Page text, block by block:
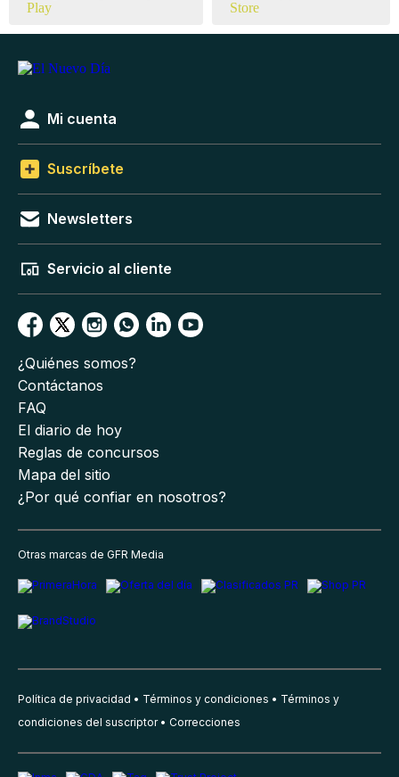
Mi cuenta
Suscríbete
Newsletters
Servicio al cliente
¿Quiénes somos?
Contáctanos
FAQ
El diario de hoy
Reglas de concursos
Mapa del sitio
¿Por qué confiar en nosotros?
Otras marcas de GFR Media
Política de privacidad Términos y condiciones
Términos y
condiciones del suscriptor
Correcciones